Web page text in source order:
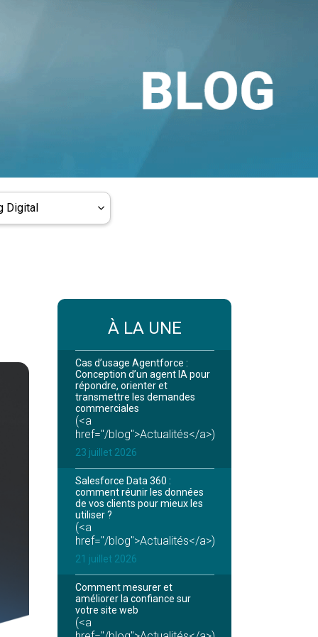
Digital
À LA UNE
Cas d’usage Agentforce :
Conception d’un agent IA pour
répondre, orienter et
transmettre les demandes
commerciales
(<a
href="/blog">Actualités</a>)
23 juillet 2026
Salesforce Data 360 :
comment réunir les données
de vos clients pour mieux les
utiliser ?
(<a
href="/blog">Actualités</a>)
21 juillet 2026
Comment mesurer et
améliorer la confiance sur
votre site web
(<a